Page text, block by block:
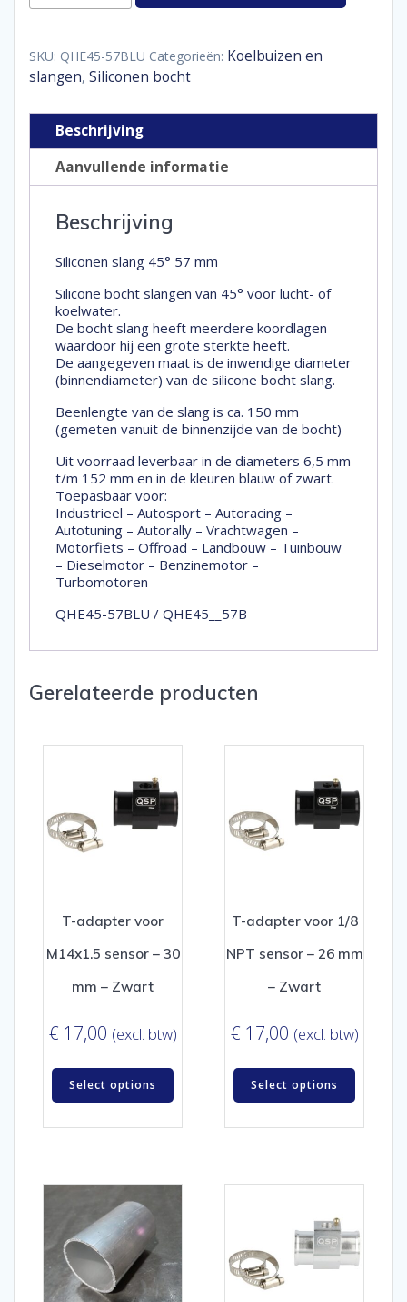
mm
aantal
SKU: QHE45-57BLU Categorieën: Koelbuizen en
slangen, Siliconen bocht
Beschrijving
Aanvullende informatie
Beschrijving
Siliconen slang 45° 57 mm
Silicone bocht slangen van 45° voor lucht- of
koelwater.
De bocht slang heeft meerdere koordlagen
waardoor hij een grote sterkte heeft.
De aangegeven maat is de inwendige diameter
(binnendiameter) van de silicone bocht slang.
Beenlengte van de slang is ca. 150 mm
(gemeten vanuit de binnenzijde van de bocht)
Uit voorraad leverbaar in de diameters 6,5 mm
t/m 152 mm en in de kleuren blauw of zwart.
Toepasbaar voor:
Industrieel – Autosport – Autoracing –
Autotuning – Autorally – Vrachtwagen –
Motorfiets – Offroad – Landbouw – Tuinbouw
– Dieselmotor – Benzinemotor –
Turbomotoren
QHE45-57BLU / QHE45__57B
Gerelateerde producten
T-adapter voor
M14x1.5 sensor – 30
mm – Zwart
€ 17,00 (excl. btw)
Select options
T-adapter voor 1/8
NPT sensor – 26 mm
– Zwart
€ 17,00 (excl. btw)
Select options